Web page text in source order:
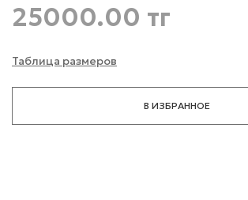
Таблица размеров
25000.00 тг
В ИЗБРАННОЕ